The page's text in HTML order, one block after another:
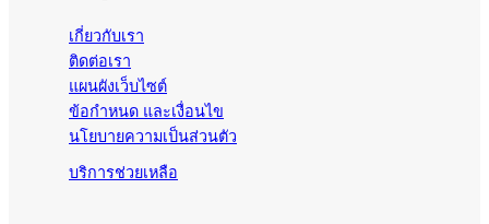
เกี่ยวกับเรา
ติดต่อเรา
แผนผังเว็บไซต์
ข้อกำหนด และเงื่อนไข
นโยบายความเป็นส่วนตัว
บริการช่วยเหลือ